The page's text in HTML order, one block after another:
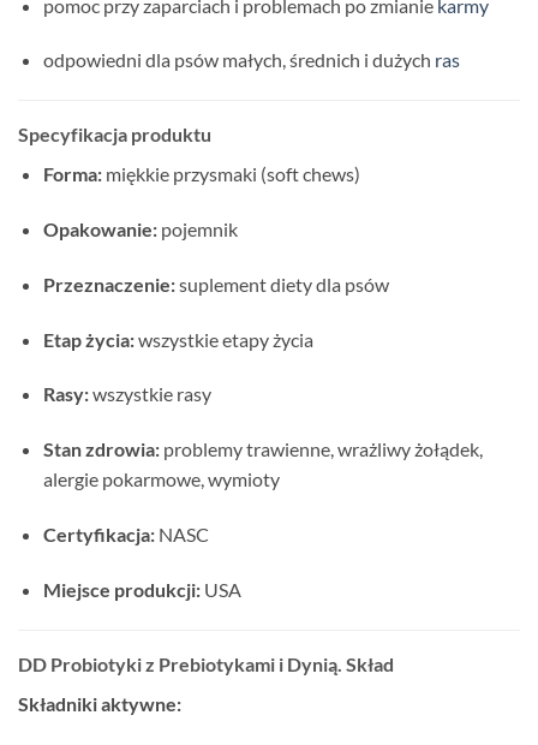
pomoc przy zaparciach i problemach po zmianie karmy
odpowiedni dla psów małych, średnich i dużych ras
Specyfikacja produktu
Forma:miękkie przysmaki (soft chews)
Opakowanie:pojemnik
Przeznaczenie:suplement diety dla psów
Etap życia:wszystkie etapy życia
Rasy:wszystkie rasy
Stan zdrowia:problemy trawienne, wrażliwy żołądek,
alergie pokarmowe, wymioty
Certyfikacja:NASC
Miejsce produkcji:USA
DD Probiotyki z Prebiotykami i Dynią. Skład
Składniki aktywne: